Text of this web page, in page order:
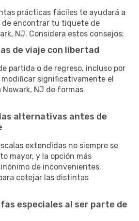
prácticas fáciles te ayudará a
de encontrar tu tiquete de
NJ. Considera estos consejos:
de viaje con libertad
partida o de regreso, incluso por
modificar significativamente el
NJ de formas
alternativas antes de
extendidas no siempre se
mayor, y la opción más
de inconvenientes.
cotejar las distintas
especiales al ser parte de